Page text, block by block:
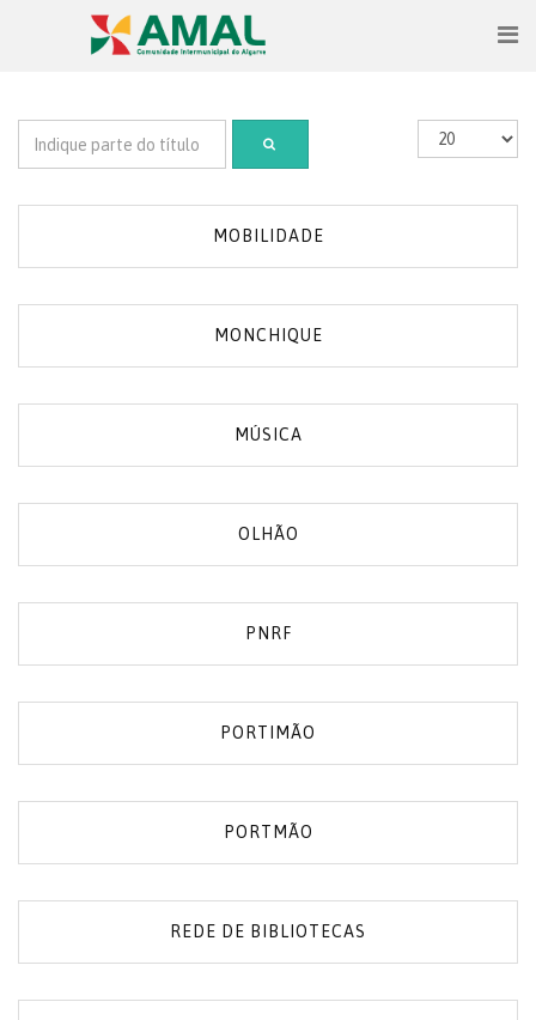
MOBILIDADE
MONCHIQUE
MÚSICA
OLHÃO
PNRF
PORTIMÃO
PORTMÃO
REDE DE BIBLIOTECAS